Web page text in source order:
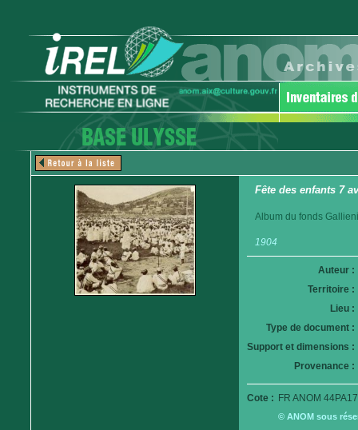
Fête des enfants 7
Album du fonds
1904
Auteur :
Territoire :
Lieu :
Type de document :
Support et dimensions :
Provenance :
Cote : FR ANOM
© ANOM sous